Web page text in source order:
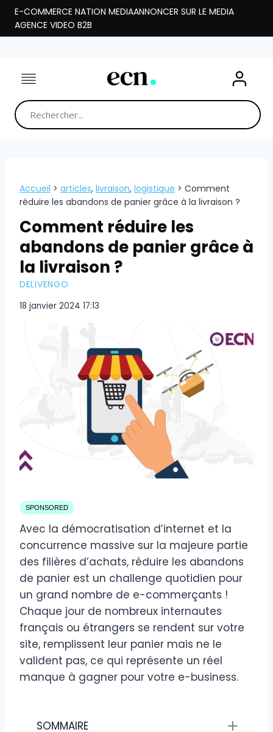
Aller
contenu
E-COMMERCE NATION MEDIAANNONCER SUR LE MEDIA
AGENCE VIDEO B2B
Accueil > articles, livraison, logistique > Comment
réduire les abandons de panier grâce à la livraison ?
Comment réduire les
abandons de panier grâce à
la livraison ?
DELIVENGO
18 janvier 2024 17:13
SPONSORED
Avec la démocratisation d’internet et la
concurrence massive sur la majeure partie
des filières d’achats, réduire les abandons
de panier est un challenge quotidien pour
un grand nombre de e-commerçants !
Chaque jour de nombreux internautes
français ou étrangers se rendent sur votre
site, remplissent leur panier mais ne le
valident pas, ce qui représente un réel
manque à gagner pour votre e-business.
SOMMAIRE